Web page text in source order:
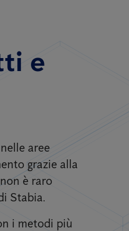
e
aree
grazie alla
è raro
Stabia.
i metodi più